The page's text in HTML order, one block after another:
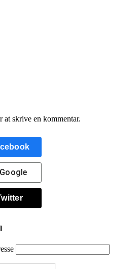
at skrive en kommentar.
Google